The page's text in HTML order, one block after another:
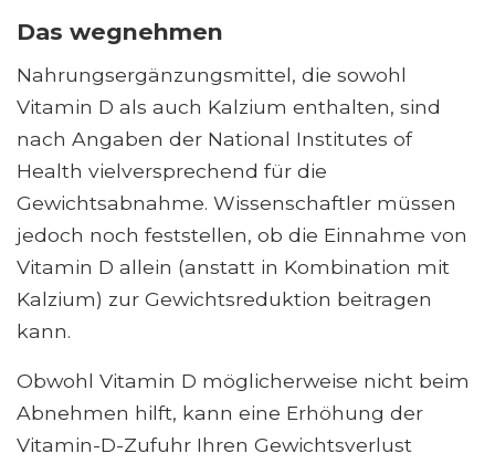
Das wegnehmen
Nahrungsergänzungsmittel, die sowohl
Vitamin D als auch Kalzium enthalten, sind
nach Angaben der National Institutes of
Health vielversprechend für die
Gewichtsabnahme. Wissenschaftler müssen
jedoch noch feststellen, ob die Einnahme von
Vitamin D allein (anstatt in Kombination mit
Kalzium) zur Gewichtsreduktion beitragen
kann.
Obwohl Vitamin D möglicherweise nicht beim
Abnehmen hilft, kann eine Erhöhung der
Vitamin-D-Zufuhr Ihren Gewichtsverlust